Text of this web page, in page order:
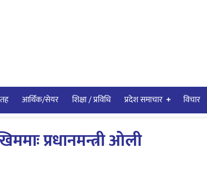
आर्थिक/सेयर शिक्षा / प्रविधि प्रदेश समाचार विचार
प्रधानमन्त्री ओली